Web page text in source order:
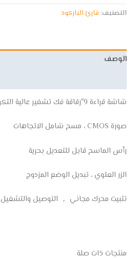
التصنيف: قارئ الباركود
الوصف
شاشة قراءة 9″رقاقة فك تشفير عالية التكوين ، مسح عالي السرعة
صورة CMOS ، مسح شامل الاتجاهات
رأس الماسح قابل للتعديل بحرية
الزر العلوي ، تبديل الوضع المزدوج
تثبيت محرك مجاني ， التوصيل والتشغيل
منتجات ذات صلة